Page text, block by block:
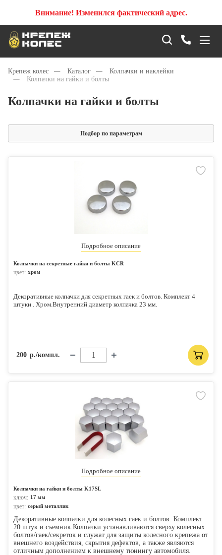
Внимание! Изменился фактический адрес.
Крепеж колес — Каталог —
Колпачки и наклейки
—
Колпачки на гайки и болты
Колпачки на гайки и болты
Подбор по параметрам
Подробное описание
Колпачки на секретные гайки и болты KCR
цвет: хром
Декоративные колпачки для секретных гаек и болтов. Комплект 4
штуки . Хром.Внутренний диаметр колпачка 23 мм.
200 р./компл.
Подробное описание
Колпачки на гайки и болты K17SL
ключ: 17 мм
цвет: серый металлик
Декоративные колпачки для колесных гаек и болтов. Комплект
20 штук и съемник.Колпачки устанавливаются сверху колесных
болтов/гаек/секреток и служат для защиты колесного крепежа от
внешнего воздействия, скрытия дефектов, а также являются
отличным дополнением к внешнему тюнингу автомобиля.